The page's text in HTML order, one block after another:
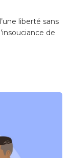
liberté sans
de